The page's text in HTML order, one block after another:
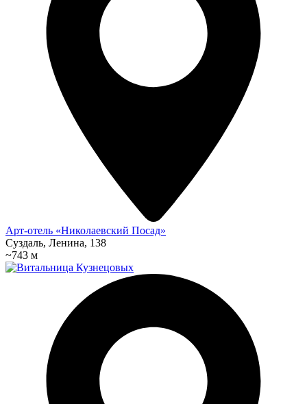
Арт-отель «Николаевский Посад»
Суздаль, Ленина, 138
~743 м